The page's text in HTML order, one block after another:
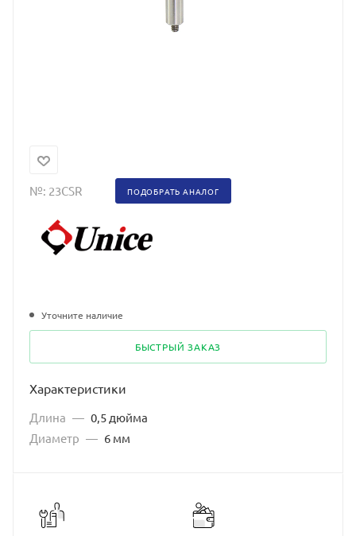
№: 23CSR ПОДОБРАТЬ АНАЛОГ
Уточните наличие
БЫСТРЫЙ ЗАКАЗ
Характеристики
Длина — 0,5 дюйма
Диаметр — 6 мм